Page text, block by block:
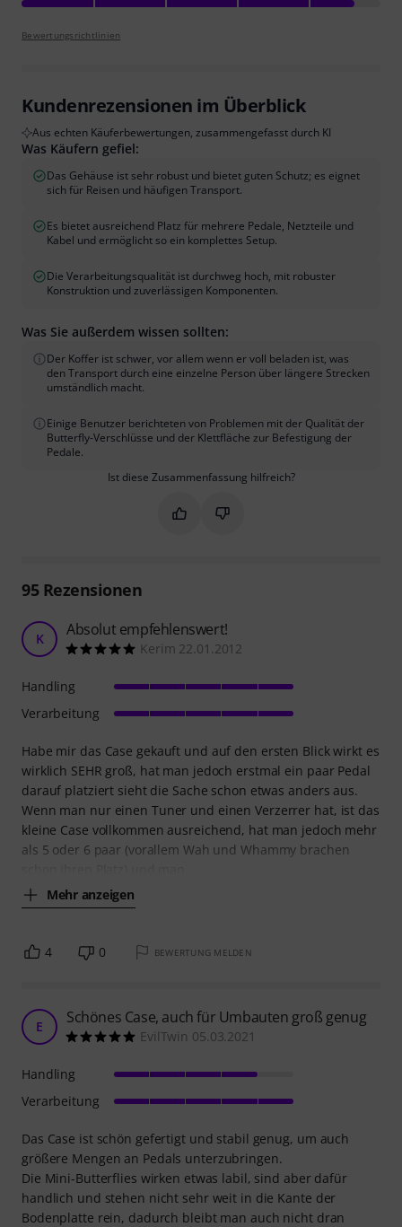
Bewertungsrichtlinien
Kundenrezensionen im Überblick
Aus echten Käuferbewertungen, zusammengefasst durch KI
Was Käufern gefiel:
Das Gehäuse ist sehr robust und bietet guten Schutz; es eignet
sich für Reisen und häufigen Transport.
Es bietet ausreichend Platz für mehrere Pedale, Netzteile und
Kabel und ermöglicht so ein komplettes Setup.
Die Verarbeitungsqualität ist durchweg hoch, mit robuster
Konstruktion und zuverlässigen Komponenten.
Was Sie außerdem wissen sollten:
Der Koffer ist schwer, vor allem wenn er voll beladen ist, was
den Transport durch eine einzelne Person über längere Strecken
umständlich macht.
Einige Benutzer berichteten von Problemen mit der Qualität der
Butterfly-Verschlüsse und der Klettfläche zur Befestigung der
Pedale.
Ist diese Zusammenfassung hilfreich?
Markieren Sie diese
Markieren Sie diese
95Rezensionen
K Absolut empfehlenswert!
Kerim 22.01.2012
Habe mir das Case gekauft und auf den ersten Blick wirkt es
wirklich SEHR groß, hat man jedoch erstmal ein paar Pedal
darauf platziert sieht die Sache schon etwas anders aus.
Wenn man nur einen Tuner und einen Verzerrer hat, ist das
kleine Case vollkommen ausreichend, hat man jedoch mehr
als 5 oder 6 paar (vorallem Wah und Whammy brachen
Mehr anzeigen
Handling
Verarbeitung
4 0 BEWERTUNG MELDEN
E Schönes Case, auch für Umbauten groß genug
EvilTwin 05.03.2021
Das Case ist schön gefertigt und stabil genug, um auch
größere Mengen an Pedals unterzubringen.
Die Mini-Butterflies wirken etwas labil, sind aber dafür
handlich und stehen nicht sehr weit in die Kante der
Bodenplatte rein, dadurch bleibt man auch nicht dran
Handling
Verarbeitung